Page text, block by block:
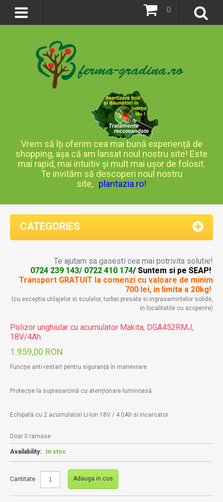
0
Vrem să îți oferim cea mai bună experiență de
shopping, așa că am lansat noul nostru site! Este
mai rapid, mai intuitiv și mult mai ușor de folosit.
Te invităm să descoperi noul nostru
site, plantazia.ro!
CATEGORIES
Te ajutam sa gasesti cea mai potrivita solutie!
0724 239 143/ 0722 410 174/ Suntem si pe SEAP!
Transport GRATUIT la comenzi cu valoare de minim
700 lei, in limita a 20kg!
(cu exceptia utilajelor si sculelor, turbei presate si ingrasamintelor solide,
in localitatile cu acoperire)
Polizor unghiular cu acumulator Makita, DGA452RMJ,
18V/4Ah
1.959,00 RON
Funcție anti-restart pentru siguranță în manevrare.
Protecție la suprasarcină cu atenționare luminoasă.
Echipată cu 2 acumulatori Li-Ion 18V / 4.0Ah si incarcator.
Doar 0 ramase
Availability: In stoc
Cantitate Adauga in cos